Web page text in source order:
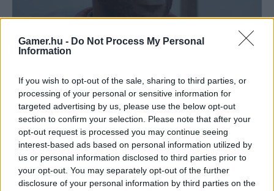
Gamer.hu - Do Not Process My Personal
Information
If you wish to opt-out of the sale, sharing to third parties, or
processing of your personal or sensitive information for
targeted advertising by us, please use the below opt-out
section to confirm your selection. Please note that after your
opt-out request is processed you may continue seeing
interest-based ads based on personal information utilized by
us or personal information disclosed to third parties prior to
your opt-out. You may separately opt-out of the further
disclosure of your personal information by third parties on the
Egyenesen a skót Glasgow-ból érkezik az új Silent Hill, ami a 2025-ben
megjelent Silent Hill f után ismét egy teljesen új helyszínt, St. Amelia
kisvárosát borítja be az emberi psziché legirtózatosabb borzalmait
elrejtő köddel. A Townfall története szerint 1996-ban járunk, amikor is
Simon Ordell a számára elsőre teljesen ismeretlen St. Ameliában tér
magához, ahol elméletileg ő még sosem járt.